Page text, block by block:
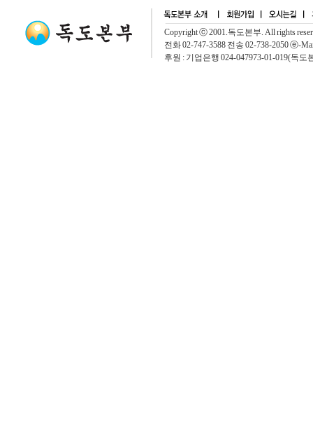
Copyright ⓒ 2001.독도본부. All rights
전화 02-747-3588 전송 02-738-2050 ⓔ-
후원 : 기업은행 024-047973-01-019(독도